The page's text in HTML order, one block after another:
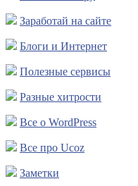
Заработай на сайте
Блоги и Интернет
Полезные сервисы
Разные хитрости
Все о WordPress
Все про Ucoz
Заметки